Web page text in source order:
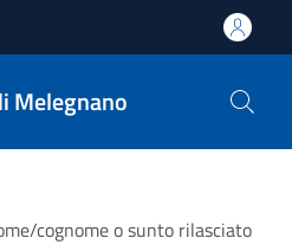
Melegnano
cognome o sunto rilasciato